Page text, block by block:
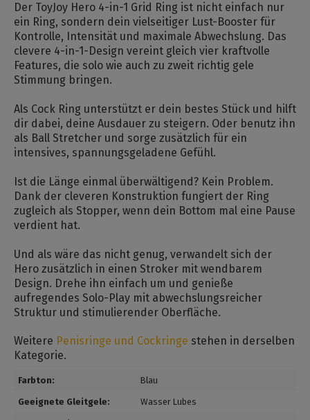
Der ToyJoy Hero 4-in-1 Grid Ring ist nicht einfach nur
ein Ring, sondern dein vielseitiger Lust-Booster für
Kontrolle, Intensität und maximale Abwechslung. Das
clevere 4-in-1-Design vereint gleich vier kraftvolle
Features, die solo wie auch zu zweit richtig gele
Stimmung bringen.
Als Cock Ring unterstützt er dein bestes Stück und hilft
dir dabei, deine Ausdauer zu steigern. Oder benutz ihn
als Ball Stretcher und sorge zusätzlich für ein
intensives, spannungsgeladene Gefühl.
Ist die Länge einmal überwältigend? Kein Problem.
Dank der cleveren Konstruktion fungiert der Ring
zugleich als Stopper, wenn dein Bottom mal eine Pause
verdient hat.
Und als wäre das nicht genug, verwandelt sich der
Hero zusätzlich in einen Stroker mit wendbarem
Design. Drehe ihn einfach um und genieße
aufregendes Solo-Play mit abwechslungsreicher
Struktur und stimulierender Oberfläche.
Weitere Penisringe und Cockringe stehen in derselben
Kategorie.
Farbton: Blau
Geeignete Gleitgele: Wasser Lubes